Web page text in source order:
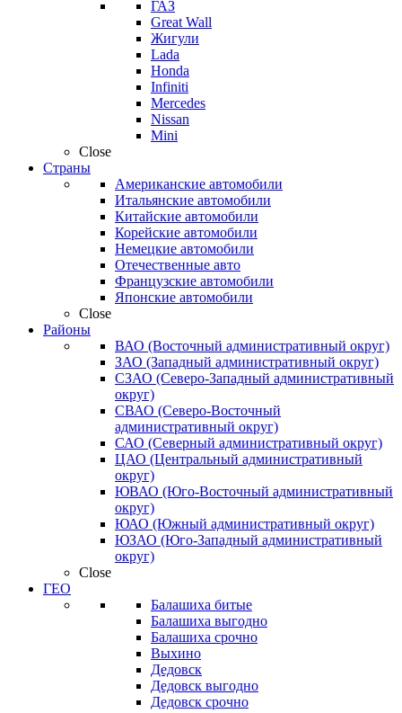
ГАЗ
Great Wall
Жигули
Lada
Honda
Infiniti
Mercedes
Nissan
Mini
Close
Страны
Американские автомобили
Итальянские автомобили
Китайские автомобили
Корейские автомобили
Немецкие автомобили
Отечественные авто
Французские автомобили
Японские автомобили
Close
Районы
ВАО (Восточный административный округ)
ЗАО (Западный административный округ)
СЗАО (Северо-Западный административный
округ)
СВАО (Северо-Восточный
административный округ)
САО (Северный административный округ)
ЦАО (Центральный административный
округ)
ЮВАО (Юго-Восточный административный
округ)
ЮАО (Южный административный округ)
ЮЗАО (Юго-Западный административный
округ)
Close
ГЕО
Балашиха битые
Балашиха выгодно
Балашиха срочно
Выхино
Дедовск
Дедовск выгодно
Дедовск срочно